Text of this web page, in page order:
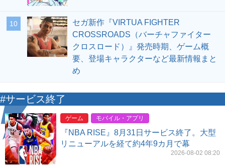
10
セガ新作『VIRTUA FIGHTER
CROSSROADS（バーチャファイター
クロスロード）』発売時期、ゲーム概
要、登場キャラクターなど最新情報まと
め
#サービス終了
ゲーム モバイル・アプリ
『NBA RISE』8月31日サービス終了。大型
リニューアルを経て約4年9カ月で幕
2026-08-02 08:20